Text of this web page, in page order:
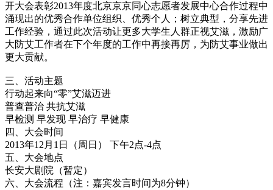
开大会表彰2013年度北京京京同心志愿者发展中心合作过程中
涌现出的优秀合作单位组织、优秀个人；树立典型，分享先进
工作经验，通过此次活动让更多大学生人群正视艾滋，激励广
大防艾工作者在下个年度的工作中再接再厉，为防艾事业做出
更大贡献。
三、活动主题
行动起来向“零”艾滋迈进
普查普治 共抗艾滋
早检测 早发现 早治疗 早健康
四、大会时间
2013年12月1日（周日） 下午2点-4点
五、大会地点
长安大剧院（暂定）
六、大会流程（注：嘉宾发言时间为8分钟）